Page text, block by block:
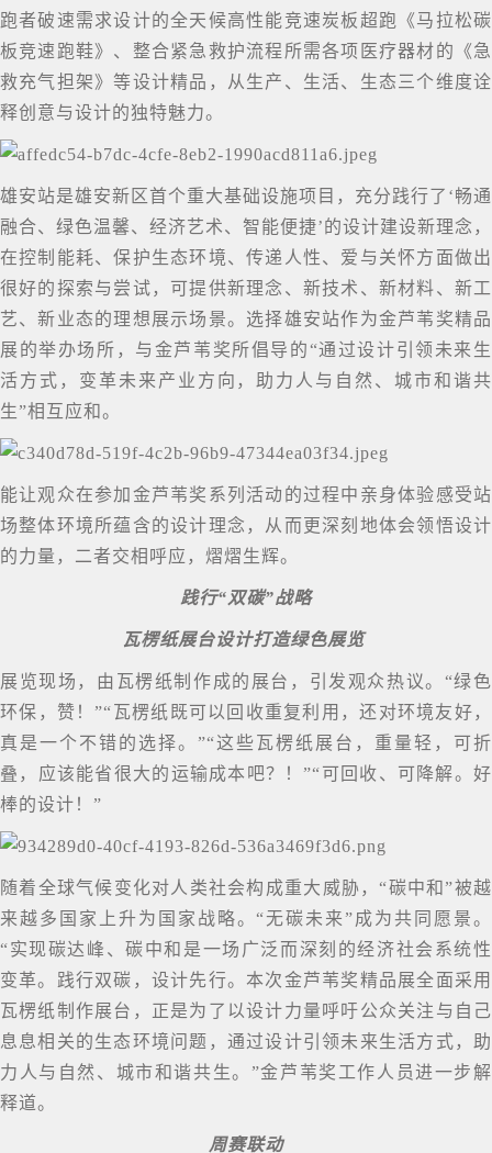
跑者破速需求设计的全天候高性能竞速炭板超跑《马拉松碳
板竞速跑鞋》、整合紧急救护流程所需各项医疗器材的《急
救充气担架》等设计精品，从生产、生活、生态三个维度诠
释创意与设计的独特魅力。
雄安站是雄安新区首个重大基础设施项目，充分践行了‘畅通
融合、绿色温馨、经济艺术、智能便捷’的设计建设新理念，
在控制能耗、保护生态环境、传递人性、爱与关怀方面做出
很好的探索与尝试，可提供新理念、新技术、新材料、新工
艺、新业态的理想展示场景。选择雄安站作为金芦苇奖精品
展的举办场所，与金芦苇奖所倡导的“通过设计引领未来生
活方式，变革未来产业方向，助力人与自然、城市和谐共
生”相互应和。
能让观众在参加金芦苇奖系列活动的过程中亲身体验感受站
场整体环境所蕴含的设计理念，从而更深刻地体会领悟设计
的力量，二者交相呼应，熠熠生辉。
践行“双碳”战略
瓦楞纸展台设计打造绿色展览
展览现场，由瓦楞纸制作成的展台，引发观众热议。“绿色
环保，赞！”“瓦楞纸既可以回收重复利用，还对环境友好，
真是一个不错的选择。”“这些瓦楞纸展台，重量轻，可折
叠，应该能省很大的运输成本吧？！”“可回收、可降解。好
棒的设计！”
随着全球气候变化对人类社会构成重大威胁，“碳中和”被越
来越多国家上升为国家战略。“无碳未来”成为共同愿景。
“实现碳达峰、碳中和是一场广泛而深刻的经济社会系统性
变革。践行双碳，设计先行。本次金芦苇奖精品展全面采用
瓦楞纸制作展台，正是为了以设计力量呼吁公众关注与自己
息息相关的生态环境问题，通过设计引领未来生活方式，助
力人与自然、城市和谐共生。”金芦苇奖工作人员进一步解
释道。
周赛联动